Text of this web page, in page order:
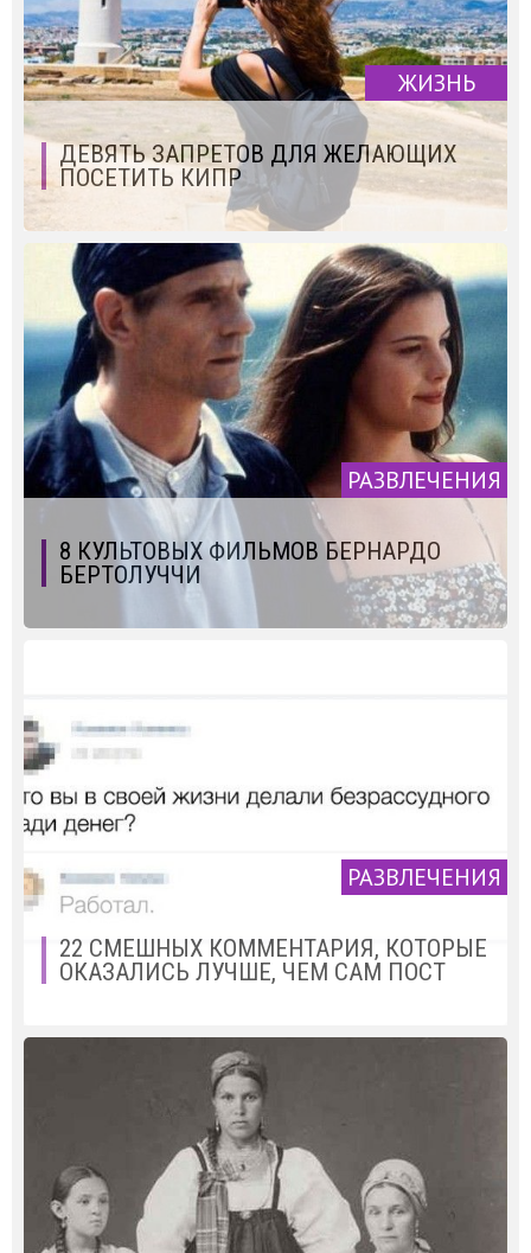
ЖИЗНЬ
ДЕВЯТЬ ЗАПРЕТОВ ДЛЯ ЖЕЛАЮЩИХ
ПОСЕТИТЬ КИПР
РАЗВЛЕЧЕНИЯ
8 КУЛЬТОВЫХ ФИЛЬМОВ БЕРНАРДО
БЕРТОЛУЧЧИ
РАЗВЛЕЧЕНИЯ
22 СМЕШНЫХ КОММЕНТАРИЯ, КОТОРЫЕ
ОКАЗАЛИСЬ ЛУЧШЕ, ЧЕМ САМ ПОСТ